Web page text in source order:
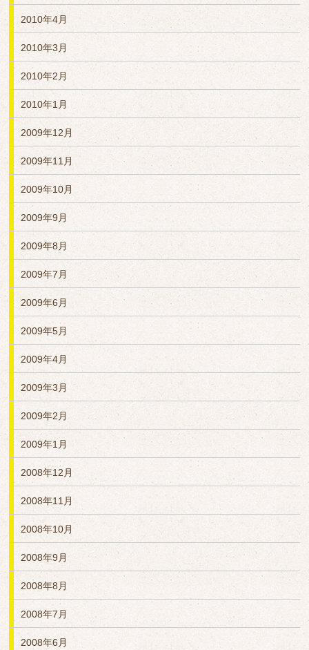
2010年4月
2010年3月
2010年2月
2010年1月
2009年12月
2009年11月
2009年10月
2009年9月
2009年8月
2009年7月
2009年6月
2009年5月
2009年4月
2009年3月
2009年2月
2009年1月
2008年12月
2008年11月
2008年10月
2008年9月
2008年8月
2008年7月
2008年6月